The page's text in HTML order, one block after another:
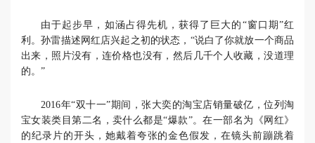
由于起步早，如涵占得先机，获得了巨大的“窗口期”红
利。孙雷描述网红店兴起之初的状态，“说白了你就放一个商品
出来，照片没有，连价格也没有，然后几千个人收藏，没道理
的。”
2016年“双十一”期间，张大奕的淘宝店销量破亿，位列淘
宝女装类目第二名，卖什么都是“爆款”。在一部名为《网红》
的纪录片的开头，她戴着夸张的金色假发，在镜头前蹦跳着